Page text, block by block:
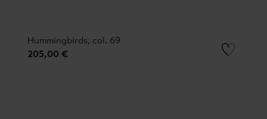
Hummingbirds, col. 69
205,00 €